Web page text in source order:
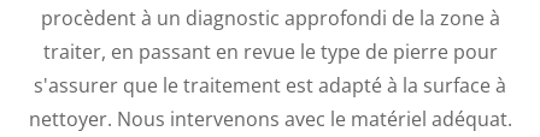
procèdent à un diagnostic approfondi de la zone à
traiter, en passant en revue le type de pierre pour
s'assurer que le traitement est adapté à la surface à
nettoyer. Nous intervenons avec le matériel adéquat.